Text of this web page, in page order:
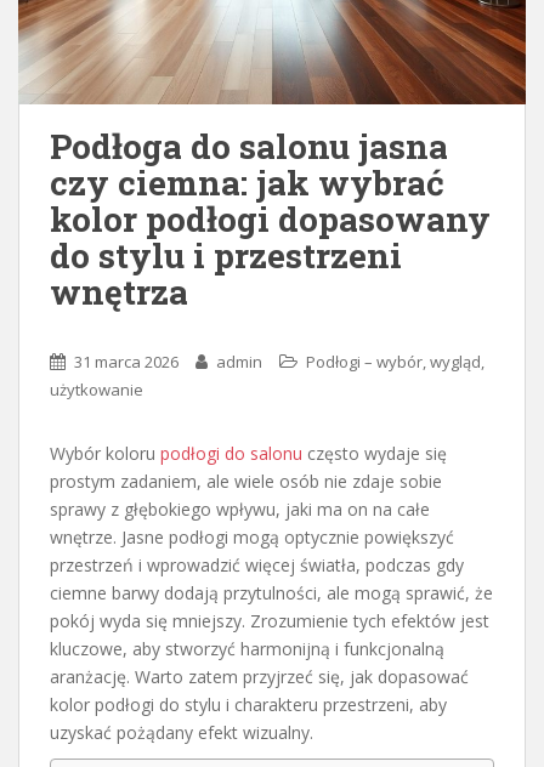
Podłoga do salonu jasna
czy ciemna: jak wybrać
kolor podłogi dopasowany
do stylu i przestrzeni
wnętrza
31 marca 2026 admin
Podłogi – wybór, wygląd,
użytkowanie
Wybór koloru podłogi do salonu często wydaje się
prostym zadaniem, ale wiele osób nie zdaje sobie
sprawy z głębokiego wpływu, jaki ma on na całe
wnętrze. Jasne podłogi mogą optycznie powiększyć
przestrzeń i wprowadzić więcej światła, podczas gdy
ciemne barwy dodają przytulności, ale mogą sprawić, że
pokój wyda się mniejszy. Zrozumienie tych efektów jest
kluczowe, aby stworzyć harmonijną i funkcjonalną
aranżację. Warto zatem przyjrzeć się, jak dopasować
kolor podłogi do stylu i charakteru przestrzeni, aby
uzyskać pożądany efekt wizualny.